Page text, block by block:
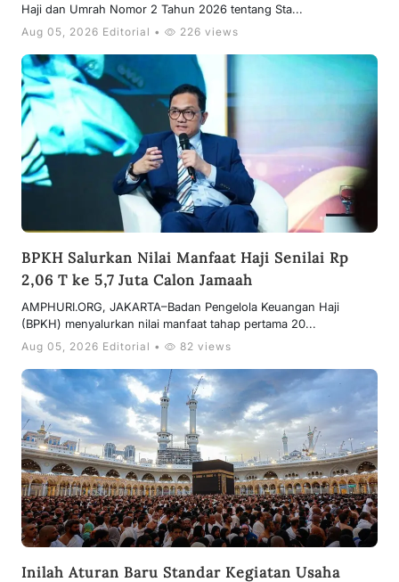
Haji dan Umrah Nomor 2 Tahun 2026 tentang Sta...
Aug 05, 2026 Editorial • 226 views
BPKH Salurkan Nilai Manfaat Haji Senilai Rp
2,06 T ke 5,7 Juta Calon Jamaah
AMPHURI.ORG, JAKARTA–Badan Pengelola Keuangan Haji
(BPKH) menyalurkan nilai manfaat tahap pertama 20...
Aug 05, 2026 Editorial • 82 views
Inilah Aturan Baru Standar Kegiatan Usaha